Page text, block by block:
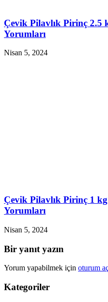
Çevik Pilavlık Pirinç 2.5
Yorumları
Nisan 5, 2024
Çevik Pilavlık Pirinç 1
Yorumları
Nisan 5, 2024
Bir yanıt yazın
Yorum yapabilmek için oturum
Kategoriler